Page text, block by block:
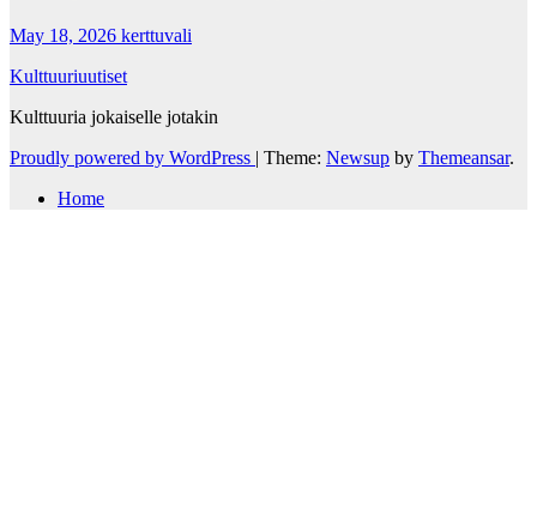
May 18, 2026 kerttuvali
Kulttuuriuutiset
Kulttuuria jokaiselle jotakin
Proudly powered by WordPress | Theme: Newsup by Themeansar.
Home